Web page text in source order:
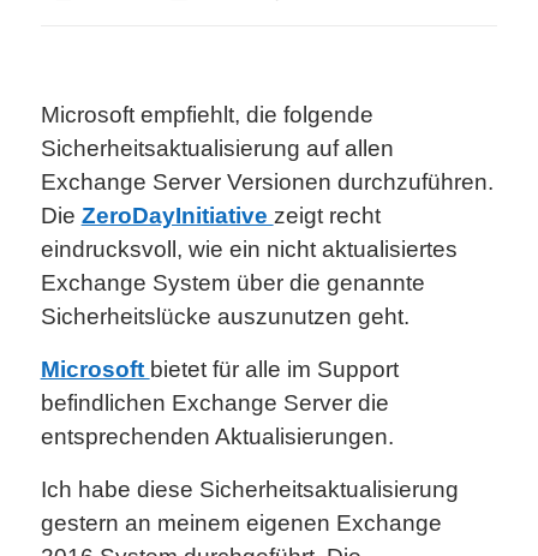
Microsoft empfiehlt, die folgende
Sicherheitsaktualisierung auf allen
Exchange Server Versionen durchzuführen.
Die ZeroDayInitiative zeigt recht
eindrucksvoll, wie ein nicht aktualisiertes
Exchange System über die genannte
Sicherheitslücke auszunutzen geht.
Microsoft bietet für alle im Support
befindlichen Exchange Server die
entsprechenden Aktualisierungen.
Ich habe diese Sicherheitsaktualisierung
gestern an meinem eigenen Exchange